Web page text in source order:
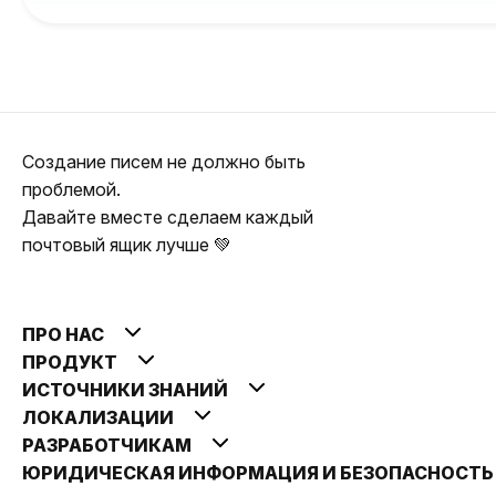
Создание писем не должно быть
проблемой.
Давайте вместе сделаем каждый
почтовый ящик лучше 💚
ПРО НАС
ПРОДУКТ
ИСТОЧНИКИ ЗНАНИЙ
ЛОКАЛИЗАЦИИ
РАЗРАБОТЧИКАМ
ЮРИДИЧЕСКАЯ ИНФОРМАЦИЯ И БЕЗОПАСНОСТЬ